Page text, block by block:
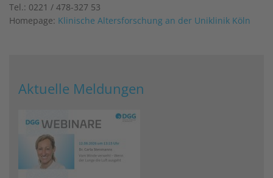
Tel.: 0221 / 478-327 53
Homepage: Klinische Altersforschung an der Uniklinik Köln
Aktuelle Meldungen